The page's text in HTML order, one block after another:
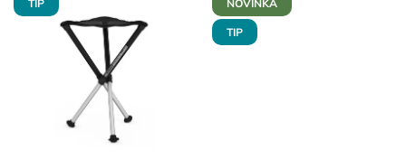
TIP NOVINKA
TIP